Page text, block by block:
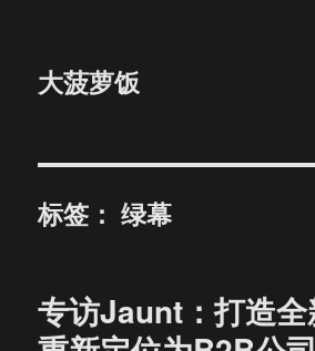
大菠萝饭
标签：绿幕
专访Jaunt：打造